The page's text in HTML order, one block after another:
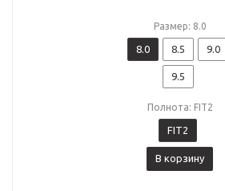
Размер: 8.0
8.0 8.5 9.0
9.5
Полнота: FIT2
FIT2
В корзину